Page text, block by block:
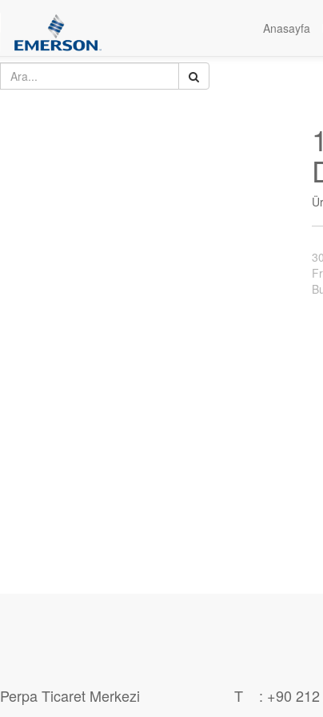
Anasayfa
Perpa Ticaret Merkezi
T : +90 212